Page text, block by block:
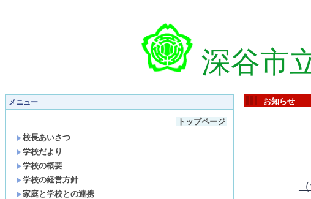
深谷市
メニュー
トップページ
校長あいさつ
学校だより
学校の概要
学校の経営方針
家庭と学校との連携
お知らせ